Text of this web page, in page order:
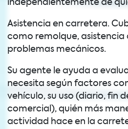
independientemente de
Asistencia en carretera.
como remolque, asistencia
problemas mecánicos.
Su agente le ayuda a
necesita según factores
vehículo, su uso (diario, fin
comercial), quién más
actividad hace en la